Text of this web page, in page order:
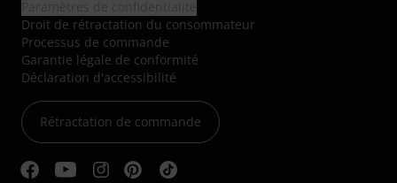
Droit de rétractation du consommateur
Processus de commande
Garantie légale de conformité
Déclaration d'accessibilité
Rétractation de commande